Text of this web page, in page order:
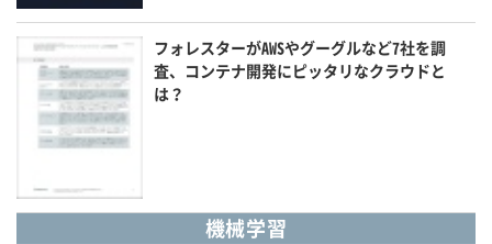
フォレスターがAWSやグーグルなど7社を調
査、コンテナ開発にピッタリなクラウドと
は？
機械学習